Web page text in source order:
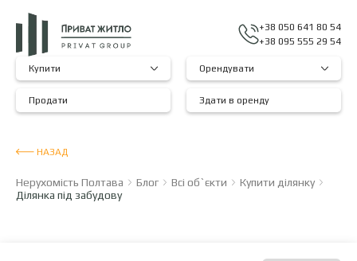
+38 050 641 80 54
+38 095 555 29 54
Купити Орендувати
Продати Здати в оренду
НАЗАД
Нерухомість Полтава Блог Всі об`єкти
Купити ділянку
Ділянка під забудову